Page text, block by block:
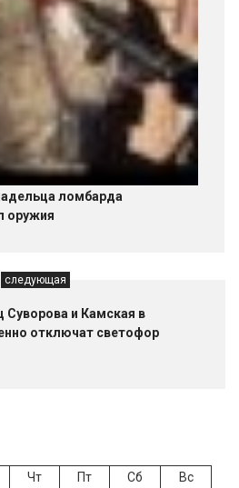
ломбарда
оружия
следующая
Суворова и Камская в
отключат светофор
Чт Пт Сб Вс